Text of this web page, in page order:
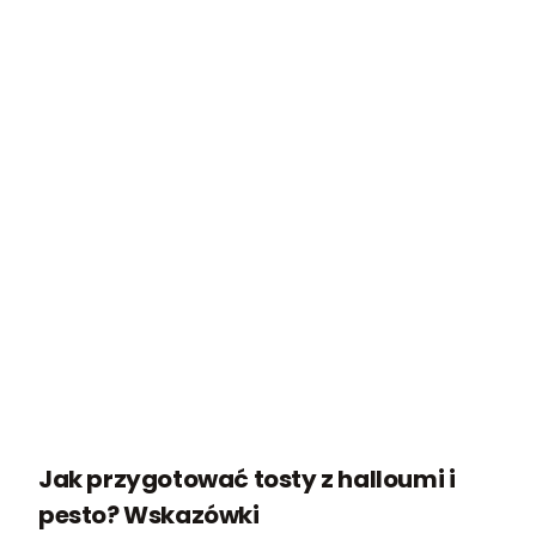
Jak przygotować tosty z halloumi i
pesto? Wskazówki